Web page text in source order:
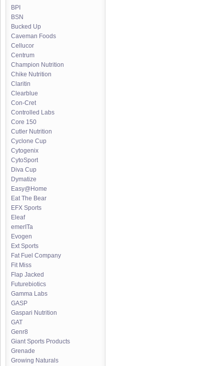
BPI
BSN
Bucked Up
Caveman Foods
Cellucor
Centrum
Champion Nutrition
Chike Nutrition
Claritin
Clearblue
Con-Cret
Controlled Labs
Core 150
Cutler Nutrition
Cyclone Cup
Cytogenix
CytoSport
Diva Cup
Dymatize
Easy@Home
Eat The Bear
EFX Sports
Eleaf
emerITa
Evogen
Ext Sports
Fat Fuel Company
Fit Miss
Flap Jacked
Futurebiotics
Gamma Labs
GASP
Gaspari Nutrition
GAT
Genr8
Giant Sports Products
Grenade
Growing Naturals